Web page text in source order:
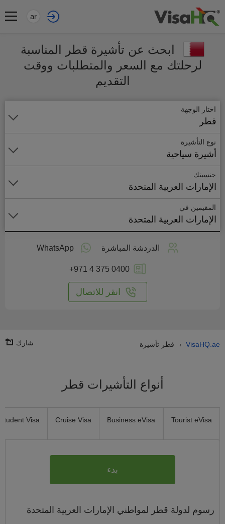
ar
ابحث عن تأشيرة قطر المناسبة
لرحلتك مع السعر والمتطلبات ووقت
التقديم
اختار الوجهة
قطر
نوع التأشيرة
أشيرة سياحية
جنسيتك
الإمارات العربية المتحدة
المقيمين في
الإمارات العربية المتحدة
الدردشة المباشرة WhatsApp
+971 4 375 0400
انقر للاتصال
VisaHQ.ae
› قطر تأشيرة شارك
أنواع التأشيرات قطر
Tourist eVisa
Business eVisa
Cruise Visa
Student Visa
بدء
رسوم لدولة قطر لمواطني الإمارات العربية المتحدة